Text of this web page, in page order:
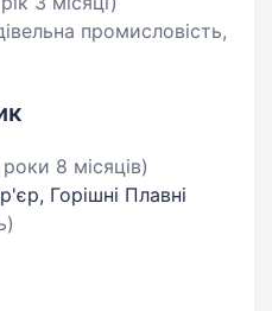
промисловість,
8 місяців)
Горішні Плавні